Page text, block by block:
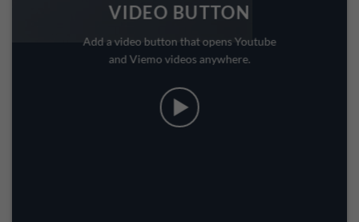
VIDEO BUTTON
Add a video button that opens Youtube
and Viemo videos anywhere.